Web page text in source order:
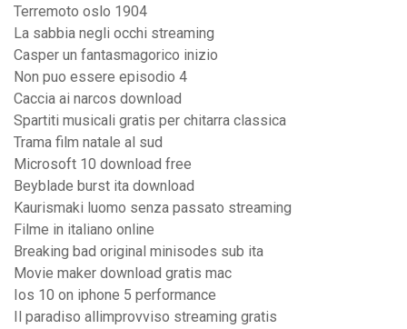
Terremoto oslo 1904
La sabbia negli occhi streaming
Casper un fantasmagorico inizio
Non puo essere episodio 4
Caccia ai narcos download
Spartiti musicali gratis per chitarra classica
Trama film natale al sud
Microsoft 10 download free
Beyblade burst ita download
Kaurismaki luomo senza passato streaming
Filme in italiano online
Breaking bad original minisodes sub ita
Movie maker download gratis mac
Ios 10 on iphone 5 performance
Il paradiso allimprovviso streaming gratis